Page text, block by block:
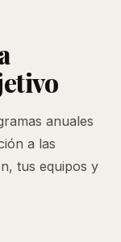
anuales
a las
tus equipos y